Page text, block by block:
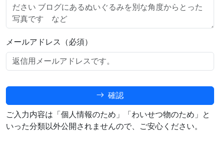
メールアドレス（必須）
確認
ご入力内容は「個人情報のため」「わいせつ物のため」と
いった分類以外公開されませんので、ご安心ください。